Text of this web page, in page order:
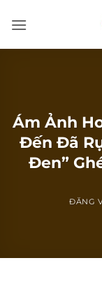
qua
Ám Ảnh
Đến Đã
Đen”
ĐĂNG